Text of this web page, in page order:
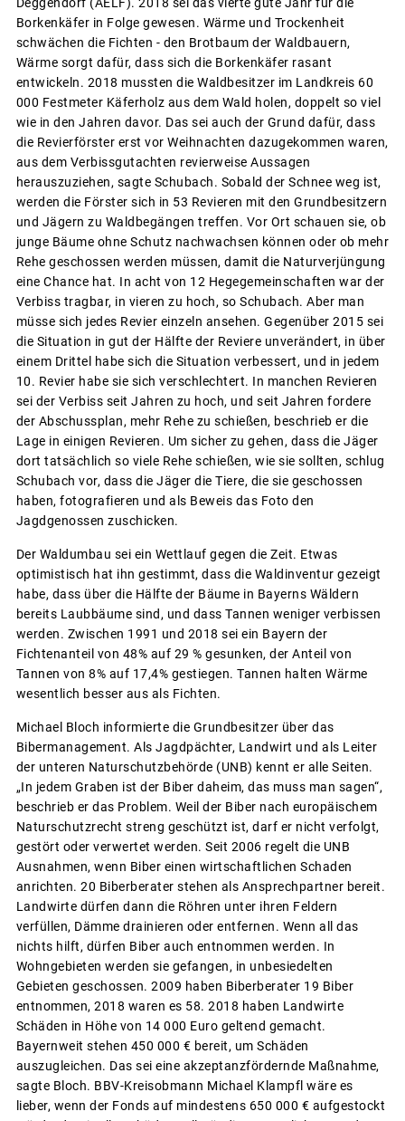
Borkenkäfer in Folge gewesen. Wärme und Trockenheit
schwächen die Fichten - den Brotbaum der Waldbauern,
Wärme sorgt dafür, dass sich die Borkenkäfer rasant
entwickeln. 2018 mussten die Waldbesitzer im Landkreis 60
000 Festmeter Käferholz aus dem Wald holen, doppelt so viel
wie in den Jahren davor. Das sei auch der Grund dafür, dass
die Revierförster erst vor Weihnachten dazugekommen waren,
aus dem Verbissgutachten revierweise Aussagen
herauszuziehen, sagte Schubach. Sobald der Schnee weg ist,
werden die Förster sich in 53 Revieren mit den Grundbesitzern
und Jägern zu Waldbegängen treffen. Vor Ort schauen sie, ob
junge Bäume ohne Schutz nachwachsen können oder ob mehr
Rehe geschossen werden müssen, damit die Naturverjüngung
eine Chance hat. In acht von 12 Hegegemeinschaften war der
Verbiss tragbar, in vieren zu hoch, so Schubach. Aber man
müsse sich jedes Revier einzeln ansehen. Gegenüber 2015 sei
die Situation in gut der Hälfte der Reviere unverändert, in über
einem Drittel habe sich die Situation verbessert, und in jedem
10. Revier habe sie sich verschlechtert. In manchen Revieren
sei der Verbiss seit Jahren zu hoch, und seit Jahren fordere
der Abschussplan, mehr Rehe zu schießen, beschrieb er die
Lage in einigen Revieren. Um sicher zu gehen, dass die Jäger
dort tatsächlich so viele Rehe schießen, wie sie sollten, schlug
Schubach vor, dass die Jäger die Tiere, die sie geschossen
haben, fotografieren und als Beweis das Foto den
Jagdgenossen zuschicken.
Der Waldumbau sei ein Wettlauf gegen die Zeit. Etwas
optimistisch hat ihn gestimmt, dass die Waldinventur gezeigt
habe, dass über die Hälfte der Bäume in Bayerns Wäldern
bereits Laubbäume sind, und dass Tannen weniger verbissen
werden. Zwischen 1991 und 2018 sei ein Bayern der
Fichtenanteil von 48% auf 29 % gesunken, der Anteil von
Tannen von 8% auf 17,4% gestiegen. Tannen halten Wärme
wesentlich besser aus als Fichten.
Michael Bloch informierte die Grundbesitzer über das
Bibermanagement. Als Jagdpächter, Landwirt und als Leiter
der unteren Naturschutzbehörde (UNB) kennt er alle Seiten.
„In jedem Graben ist der Biber daheim, das muss man sagen“,
beschrieb er das Problem. Weil der Biber nach europäischem
Naturschutzrecht streng geschützt ist, darf er nicht verfolgt,
gestört oder verwertet werden. Seit 2006 regelt die UNB
Ausnahmen, wenn Biber einen wirtschaftlichen Schaden
anrichten. 20 Biberberater stehen als Ansprechpartner bereit.
Landwirte dürfen dann die Röhren unter ihren Feldern
verfüllen, Dämme drainieren oder entfernen. Wenn all das
nichts hilft, dürfen Biber auch entnommen werden. In
Wohngebieten werden sie gefangen, in unbesiedelten
Gebieten geschossen. 2009 haben Biberberater 19 Biber
entnommen, 2018 waren es 58. 2018 haben Landwirte
Schäden in Höhe von 14 000 Euro geltend gemacht.
Bayernweit stehen 450 000 € bereit, um Schäden
auszugleichen. Das sei eine akzeptanzfördernde Maßnahme,
sagte Bloch. BBV-Kreisobmann Michael Klampfl wäre es
lieber, wenn der Fonds auf mindestens 650 000 € aufgestockt